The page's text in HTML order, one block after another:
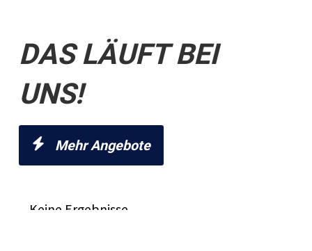
DAS LÄUFT BEI
UNS!
Mehr Angebote
Keine Ergebnisse.